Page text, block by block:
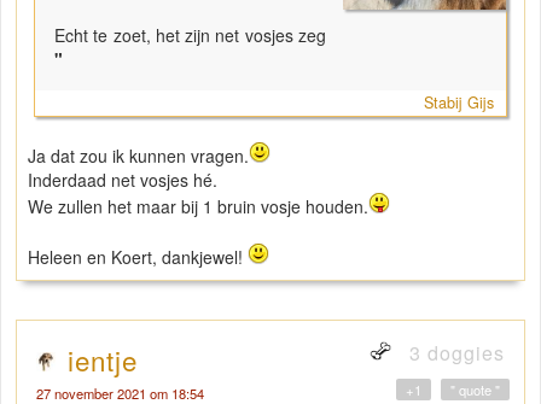
Echt te zoet, het zijn net vosjes zeg
"
Stabij Gijs
Ja dat zou ik kunnen vragen.
Inderdaad net vosjes hé.
We zullen het maar bij 1 bruin vosje houden.
Heleen en Koert, dankjewel!
ientje 3 doggies
27 november 2021 om 18:54 " quote "
+1